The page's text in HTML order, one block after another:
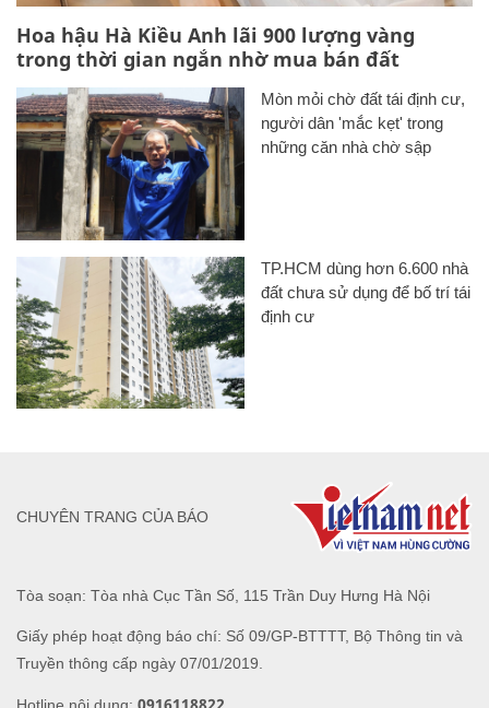
Hoa hậu Hà Kiều Anh lãi 900 lượng vàng
trong thời gian ngắn nhờ mua bán đất
Mòn mỏi chờ đất tái định cư,
người dân 'mắc kẹt' trong
những căn nhà chờ sập
TP.HCM dùng hơn 6.600 nhà
đất chưa sử dụng để bố trí tái
định cư
Tòa soạn: Tòa nhà Cục Tần Số, 115 Trần Duy Hưng Hà Nội
Giấy phép hoạt động báo chí: Số 09/GP-BTTTT, Bộ Thông tin và
Truyền thông cấp ngày 07/01/2019.
CHUYÊN TRANG CỦA BÁO